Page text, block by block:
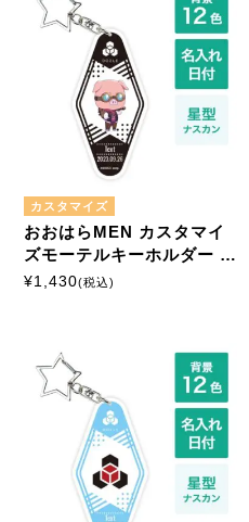
カスタマイズ
おおはらMEN カスタマイ
ズモーテルキーホルダー 星
形ナスカン
¥1,430(税込)